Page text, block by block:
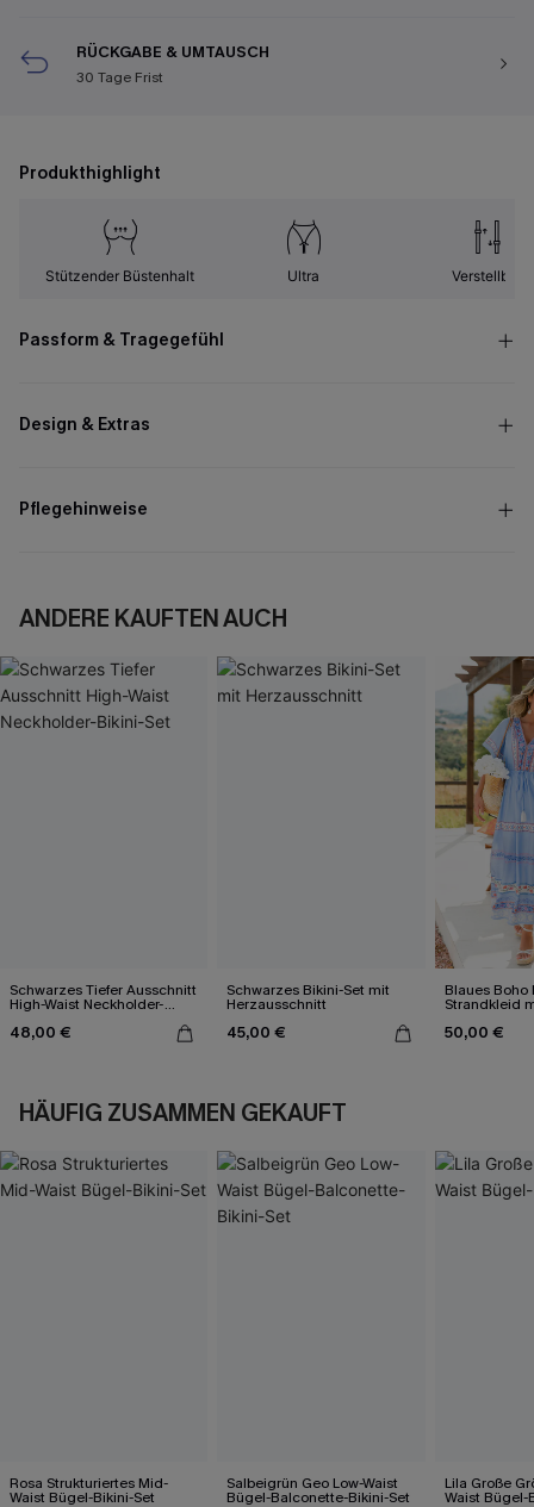
RÜCKGABE & UMTAUSCH
30 Tage Frist
Produkthighlight
Stützender Büstenhalt Ultra Verstellbar
Passform & Tragegefühl
Design & Extras
Pflegehinweise
ANDERE KAUFTEN AUCH
Schwarzes Tiefer Ausschnitt
High-Waist Neckholder-
Bikini-Set
48,00 €
Schwarzes Bikini-Set mit
Herzausschnitt
45,00 €
Blaues Boho
Strandkleid
50,00 €
HÄUFIG ZUSAMMEN GEKAUFT
Rosa Strukturiertes Mid-
Waist Bügel-Bikini-Set
Salbeigrün Geo Low-Waist
Bügel-Balconette-Bikini-Set
Lila Große
Waist Bügel-